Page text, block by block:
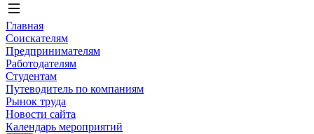
Главная
Соискателям
Предпринимателям
Работодателям
Студентам
Путеводитель по компаниям
Рынок труда
Новости сайта
Календарь мероприятий